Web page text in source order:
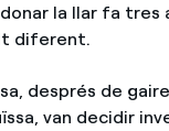
la llar fa tres
diferent.
després de
van decidir